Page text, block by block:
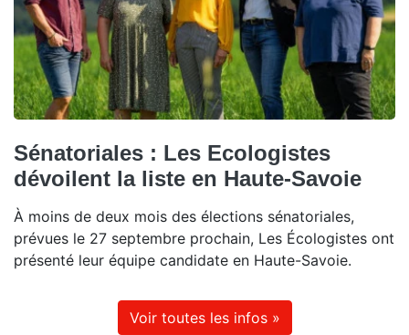
Sénatoriales : Les Ecologistes
dévoilent la liste en Haute-Savoie
À moins de deux mois des élections sénatoriales,
prévues le 27 septembre prochain, Les Écologistes ont
présenté leur équipe candidate en Haute-Savoie.
Voir toutes les infos »